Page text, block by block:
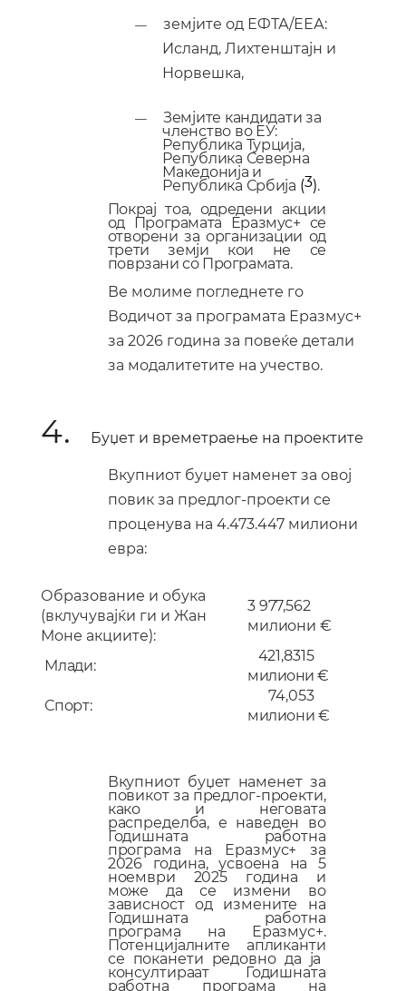
—
земјите од ЕФТА/ЕЕА:
Исланд, Лихтенштајн и
Норвешка,
— Земјите кандидати за
членство во ЕУ:
Република Турција,
Република Северна
Македонија и
Република Србија (3).
Покрај тоа, одредени акции
од Програмата Еразмус+ се
отворени за организации од
трети земји кои не се
поврзани со Програмата.
Ве молиме погледнете го
Водичот за програмата Еразмус+
за 2026 година за повеќе детали
за модалитетите на учество.
4. Буџет и времетраење на проектите
Вкупниот буџет наменет за овој
повик за предлог-проекти се
проценува на 4.473.447 милиони
евра:
Образование и обука
(вклучувајќи ги и Жан
Моне акциите):
3 977,562
милиони €
Млади:
421,8315
милиони €
Спорт:
74,053
милиони €
Вкупниот буџет наменет за
повикот за предлог-проекти,
како и неговата
распределба, е наведен во
Годишната работна
програма на Еразмус+ за
2026 година, усвоена на 5
ноември 2025 година и
може да се измени во
зависност од измените на
Годишната работна
програма на Еразмус+.
Потенцијалните апликанти
се поканети редовно да ја
консултираат Годишната
работна програма на